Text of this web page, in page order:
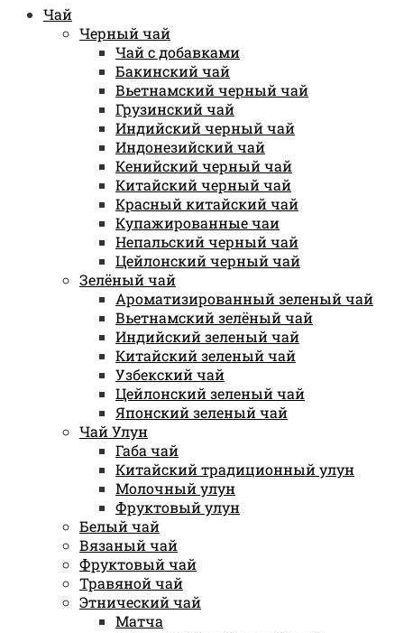
Чай
Черный чай
Чай с добавками
Бакинский чай
Вьетнамский черный чай
Грузинский чай
Индийский черный чай
Индонезийский чай
Кенийский черный чай
Китайский черный чай
Красный китайский чай
Купажированные чаи
Непальский черный чай
Цейлонский черный чай
Зелёный чай
Ароматизированный зеленый чай
Вьетнамский зелёный чай
Индийский зеленый чай
Китайский зеленый чай
Узбекский чай
Цейлонский зеленый чай
Японский зеленый чай
Чай Улун
Габа чай
Китайский традиционный улун
Молочный улун
Фруктовый улун
Белый чай
Вязаный чай
Фруктовый чай
Травяной чай
Этнический чай
Матча